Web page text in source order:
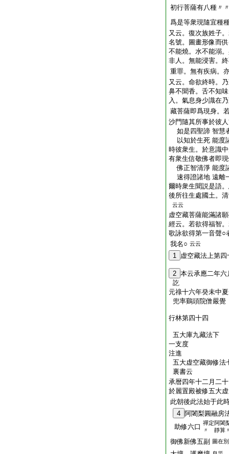
初行菩薩有八種〃
爲是等衆現隨宜種
又云。復次族姓子
名號。圖畫形像而
不能燒。水不能溺
非人。無能浸害。
重罪。無有疾病。
又云。命欲終時。
鼻不聞香。舌不知
入。氣息身少識在
藏菩薩即爲現身。
沙門隨其所事於彼
如是四聖諦 智慧
以知於生死 能度
時彼衆生。於意識
有衆生信敬佛者即
佛正智清淨 能度
速得證諸地 遠離
爾時衆生聞説是語
後所往生處國土。
云云
虚空藏菩薩能滿諸
經云。若欲得福智
歌詠欲得第一音聲○
我名○ 云云
1 虚空藏法上第四
2 本云承應二年
元祿十六年癸未中
兜率鷄頭院僧嚴覺
行林第四十四
五大庫九藏法下
一支度
注進
五大虚空藏御修法
裏書云
承暦四年十二月二
於麗置殿被修五大
此朝後此法始于此
4 阿闍梨圓融房
助修六口 禪定阿闍
〃 靜算
御佛新佛五副 圖在別